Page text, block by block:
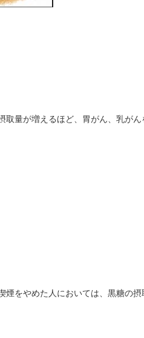
取量が増えるほど、胃がん、乳が
煙をやめた人においては、黒糖の